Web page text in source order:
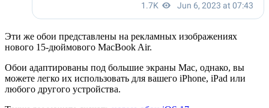
Эти же обои представлены на рекламных изображениях
нового 15-дюймового MacBook Air.
Обои адаптированы под большие экраны Mac, однако, вы
можете легко их использовать для вашего iPhone, iPad или
любого другого устройства.